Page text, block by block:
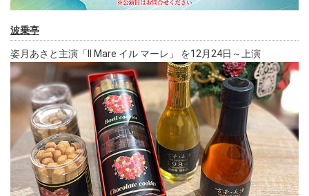
波乗亭
姿月あさと主演「Il Mare イル マーレ」 を12月24日～上演